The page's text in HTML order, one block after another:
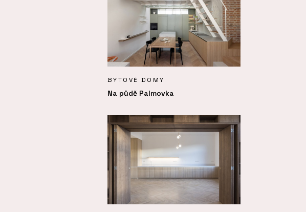
BYTOVÉ DOMY
Na půdě Palmovka